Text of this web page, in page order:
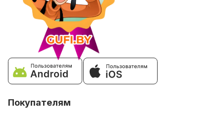
Покупателям